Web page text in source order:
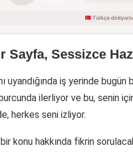
Türkçe
Sayfa, Sessizce
uyandığında iş yerinde
ilerliyor ve bu, senin
herkes seni izliyor.
konu hakkında fikrin